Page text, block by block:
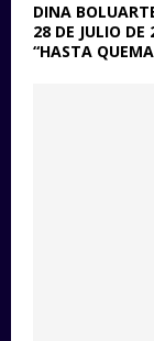
DINA
28 DE JULIO DE
“HASTA